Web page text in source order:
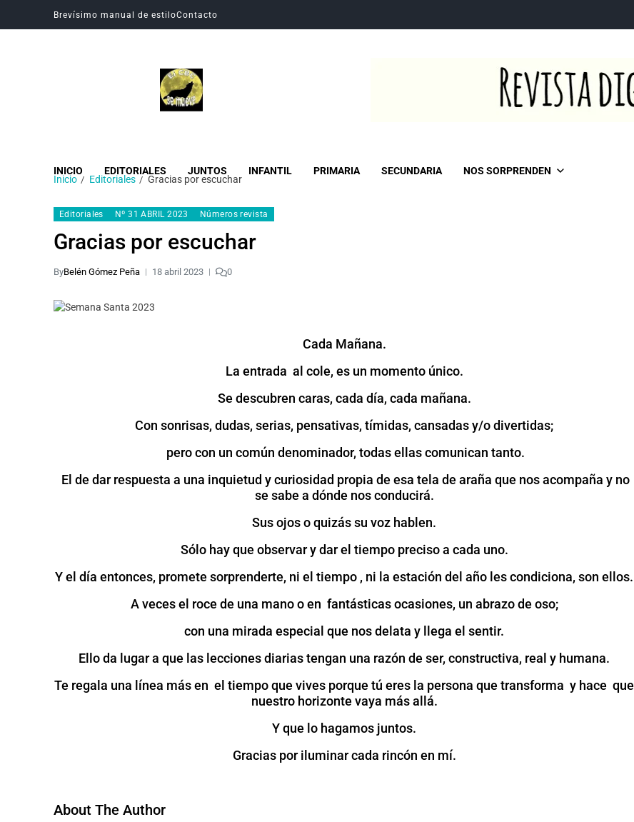
Brevísimo manual de estiloContacto
INICIO EDITORIALES JUNTOS INFANTIL PRIMARIA SECUNDARIA NOS SORPRENDEN
Inicio Editoriales Gracias por escuchar
Editoriales Nº 31 ABRIL 2023 Números revista
Gracias por escuchar
ByBelén Gómez Peña 18 abril 2023 0
Cada Mañana.
La entrada al cole, es un momento único.
Se descubren caras, cada día, cada mañana.
Con sonrisas, dudas, serias, pensativas, tímidas, cansadas y/o divertidas;
pero con un común denominador, todas ellas comunican tanto.
El de dar respuesta a una inquietud y curiosidad propia de esa tela de araña que nos acompaña y no
se sabe a dónde nos conducirá.
Sus ojos o quizás su voz hablen.
Sólo hay que observar y dar el tiempo preciso a cada uno.
Y el día entonces, promete sorprenderte, ni el tiempo , ni la estación del año les condiciona, son ellos.
A veces el roce de una mano o en fantásticas ocasiones, un abrazo de oso;
con una mirada especial que nos delata y llega el sentir.
Ello da lugar a que las lecciones diarias tengan una razón de ser, constructiva, real y humana.
Te regala una línea más en el tiempo que vives porque tú eres la persona que transforma y hace que
nuestro horizonte vaya más allá.
Y que lo hagamos juntos.
Gracias por iluminar cada rincón en mí.
About The Author